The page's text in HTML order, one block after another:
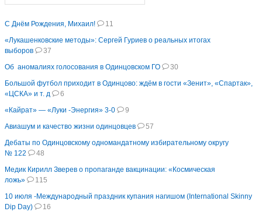
С Днём Рождения, Михаил!
11
«Лукашенковские методы»: Сергей Гуриев о реальных итогах
выборов
37
Об аномалиях голосования в Одинцовском ГО
30
Большой футбол приходит в Одинцово: ждём в гости «Зенит», «Спартак»,
«ЦСКА» и т. д
6
«Кайрат» — «Луки -Энергия» 3-0
9
Авиашум и качество жизни одинцовцев
57
Дебаты по Одинцовскому одномандатному избирательному округу
№ 122
48
Медик Кирилл Зверев о пропаганде вакцинации: «Космическая
ложь»
115
10 июля -Международный праздник купания нагишом (International Skinny
Dip Day)
16